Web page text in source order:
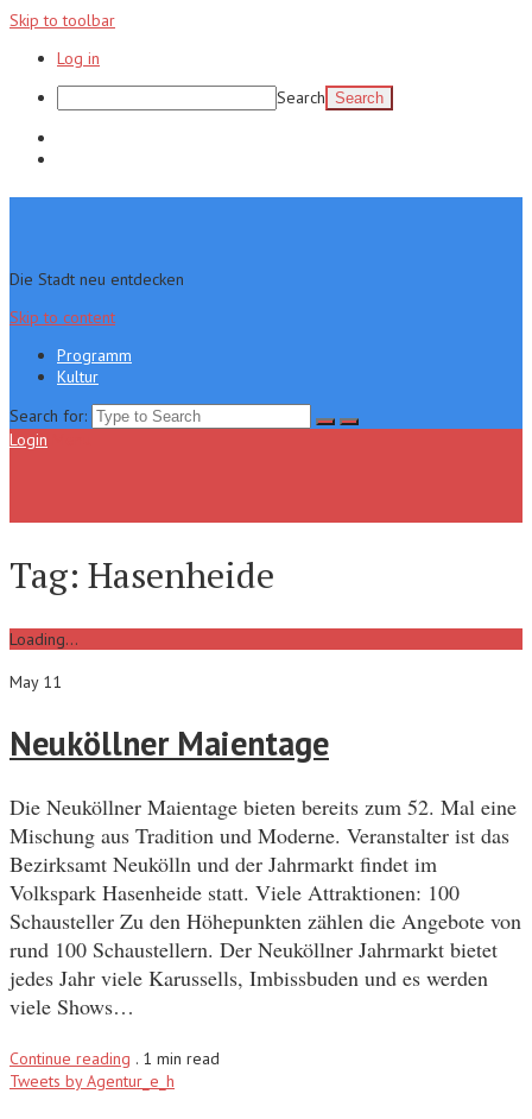
Skip to toolbar
Log in
Search
Die Stadt neu entdecken
Skip to content
Programm
Kultur
Search for:
Login
Tag: Hasenheide
Loading...
May 11
Neuköllner Maientage
Die Neuköllner Maientage bieten bereits zum 52. Mal eine
Mischung aus Tradition und Moderne. Veranstalter ist das
Bezirksamt Neukölln und der Jahrmarkt findet im
Volkspark Hasenheide statt. Viele Attraktionen: 100
Schausteller Zu den Höhepunkten zählen die Angebote von
rund 100 Schaustellern. Der Neuköllner Jahrmarkt bietet
jedes Jahr viele Karussells, Imbissbuden und es werden
viele Shows…
Continue reading . 1 min read
Tweets by Agentur_e_h